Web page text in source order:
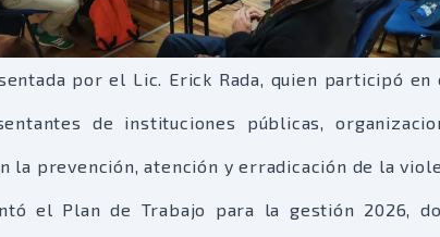
por el Lic. Erick Rada, quien participó
de instituciones públicas,
la prevención, atención y erradicación de la
el Plan de Trabajo para la gestión 2026,